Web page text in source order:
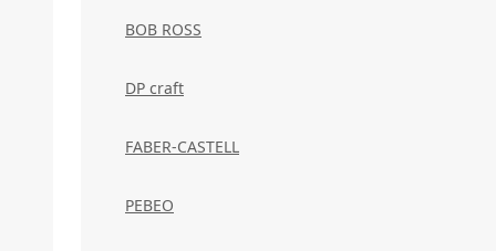
BOB ROSS
DP craft
FABER-CASTELL
PEBEO